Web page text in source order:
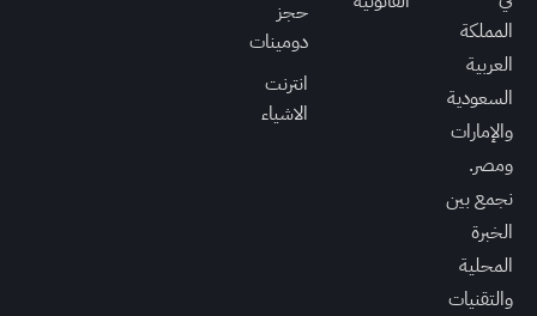
المملكة
العربية
السعودية
والإمارات
ومصر.
نجمع بين
الخبرة
المحلية
والتقنيات
حجز
دومينات
انترنت
الاشياء